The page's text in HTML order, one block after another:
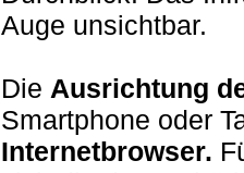
Auge unsichtbar.
Die Ausrichtung
Smartphone oder
Internetbrowser.